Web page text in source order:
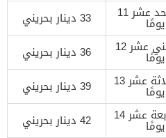
حتى أحد عشر 11
يومًا
33 دينار بحريني
حتى اثني عشر 12
يومًا
36 دينار بحريني
حتى ثلاثة عشر 13
يومًا
39 دينار بحريني
حتى أربعة عشر 14
يومًا
42 دينار بحريني